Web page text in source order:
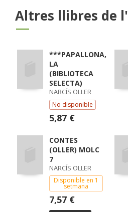
Altres llibres de
***PAPALLONA,
LA
(BIBLIOTECA
SELECTA)
NARCÍS OLLER
No disponible
5,87 €
CONTES
(OLLER) MOLC
7
NARCÍS OLLER
Disponible en 1
setmana
7,57 €